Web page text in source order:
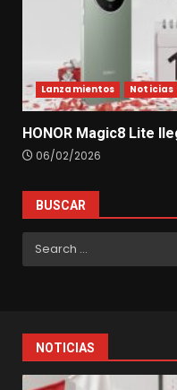
Lanzamientos Noticias
HONOR Magic8 Lite
06/02/2026
BUSCAR
Search
for:
NOTICIAS